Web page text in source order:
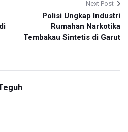
Next Post
Polisi Ungkap Industri
Rumahan Narkotika
Tembakau Sintetis di Garut